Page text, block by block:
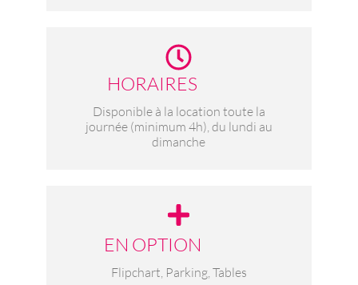
HORAIRES
Disponible à la location toute la
journée (minimum 4h), du lundi au
dimanche
EN OPTION
Flipchart, Parking, Tables